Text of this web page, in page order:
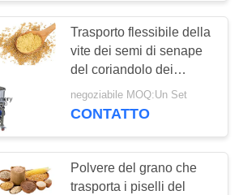
del
della
59
Trasporto flessibile della
vite dei semi di senape
del coriandolo dei
sistemi dell'alimentatore
del trasportatore
negoziabile MOQ:Un Set
CONTATTO
Polvere del grano che
trasporta i piselli del